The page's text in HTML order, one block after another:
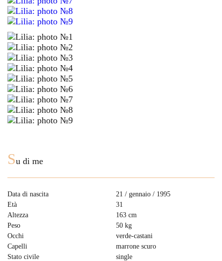
Su di me
Data di nascita
21 / gennaio / 1995
Età
31
Altezza
163 cm
Peso
50 kg
Occhi
verde-castani
Capelli
marrone scuro
Stato civile
single